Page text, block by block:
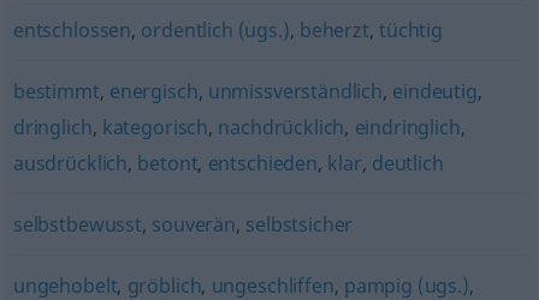
entschlossen, ordentlich (ugs.), beherzt,tüchtig
bestimmt, energisch, unmissverständlich, eindeutig,
dringlich, kategorisch, nachdrücklich, eindringlich,
ausdrücklich, betont, entschieden, klar, deutlich
selbstbewusst, souverän, selbstsicher
ungehobelt, gröblich, ungeschliffen, pampig (ugs.),